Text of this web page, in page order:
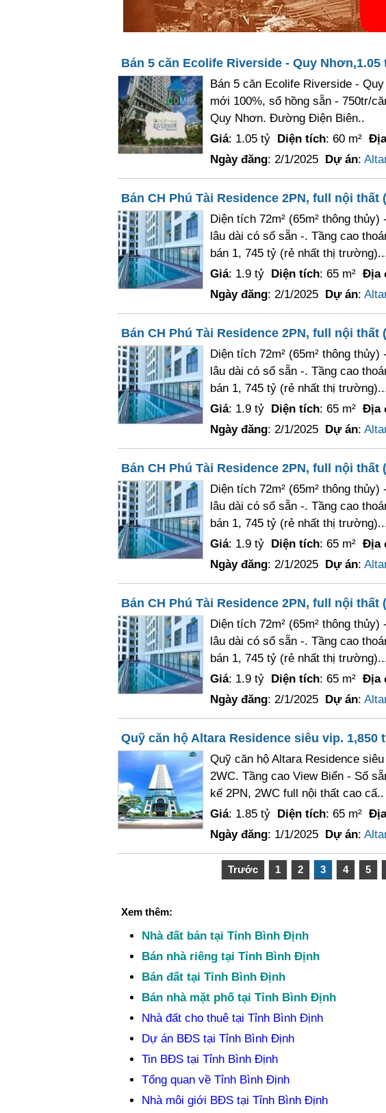
Bán 5 căn Ecolife Riverside - Quy Nhơn,1.05
Bán 5 căn Ecolife Riverside -
mới 100%, sổ hồng sẵn - 750tr/
Quy Nhơn. Đường Điện Biên..
Giá: 1.05 tỷ Diện tích: 60 m²
Ngày đăng: 2/1/2025 Dự án:
Bán CH Phú Tài Residence 2PN, full nội thất
Diện tích 72m² (65m² thông
lâu dài có sổ sẵn -. Tầng cao
bán 1, 745 tỷ (rẻ nhất thị
Giá: 1.9 tỷ Diện tích: 65 m² Địa
Ngày đăng: 2/1/2025 Dự án:
Bán CH Phú Tài Residence 2PN, full nội thất
Diện tích 72m² (65m² thông
lâu dài có sổ sẵn -. Tầng cao
bán 1, 745 tỷ (rẻ nhất thị
Giá: 1.9 tỷ Diện tích: 65 m² Địa
Ngày đăng: 2/1/2025 Dự án:
Bán CH Phú Tài Residence 2PN, full nội thất
Diện tích 72m² (65m² thông
lâu dài có sổ sẵn -. Tầng cao
bán 1, 745 tỷ (rẻ nhất thị
Giá: 1.9 tỷ Diện tích: 65 m² Địa
Ngày đăng: 2/1/2025 Dự án:
Bán CH Phú Tài Residence 2PN, full nội thất
Diện tích 72m² (65m² thông
lâu dài có sổ sẵn -. Tầng cao
bán 1, 745 tỷ (rẻ nhất thị
Giá: 1.9 tỷ Diện tích: 65 m² Địa
Ngày đăng: 2/1/2025 Dự án:
Quỹ căn hộ Altara Residence siêu vip. 1,850
Quỹ căn hộ Altara Residence
2WC. Tầng cao View Biển - Sổ
kế 2PN, 2WC full nội thất cao cấ..
Giá: 1.85 tỷ Diện tích: 65 m²
Ngày đăng: 1/1/2025 Dự án:
Trước 1 2 3 4 5
Xem thêm:
Nhà đất bán tại Tỉnh Bình Định
Bán nhà riêng tại Tỉnh Bình Định
Bán đất tại Tỉnh Bình Định
Bán nhà mặt phố tại Tỉnh Bình Định
Nhà đất cho thuê tại Tỉnh Bình Định
Dự án BĐS tại Tỉnh Bình Định
Tin BĐS tại Tỉnh Bình Định
Tổng quan về Tỉnh Bình Định
Nhà môi giới BĐS tại Tỉnh Bình Định